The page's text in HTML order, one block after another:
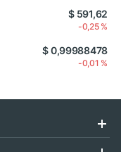
$ 591,62
-0,25 %
$ 0,99988478
-0,01 %